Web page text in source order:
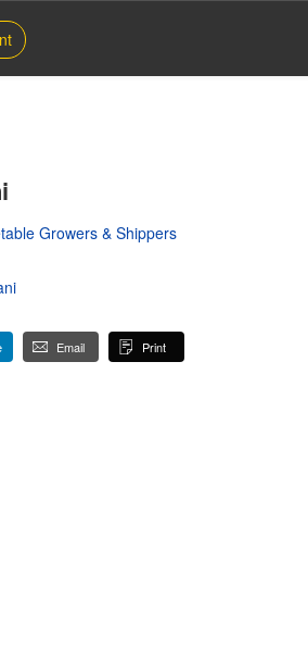
Growers & Shippers
Email Print